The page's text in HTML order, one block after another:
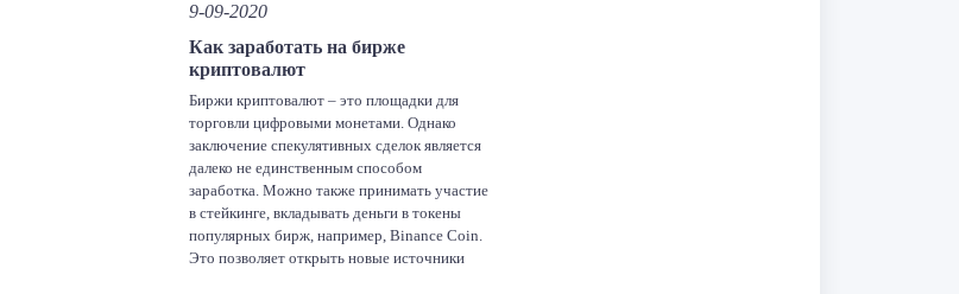
9-09-2020
Как заработать на бирже
криптовалют
Биржи криптовалют – это площадки для
торговли цифровыми монетами. Однако
заключение спекулятивных сделок является
далеко не единственным способом
заработка. Можно также принимать участие
в стейкинге, вкладывать деньги в токены
популярных бирж, например, Binance Coin.
Это позволяет открыть новые источники